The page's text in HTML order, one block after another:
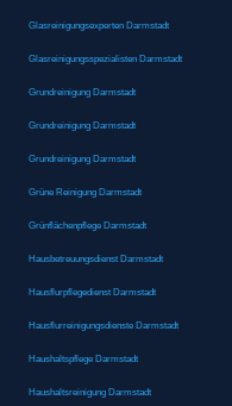
Glasreinigungsexperten Darmstadt
Glasreinigungsspezialisten Darmstadt
Grundreinigung Darmstadt
Grundreinigung Darmstadt
Grundreinigung Darmstadt
Grüne Reinigung Darmstadt
Grünflächenpflege Darmstadt
Hausbetreuungsdienst Darmstadt
Hausflurpflegedienst Darmstadt
Hausflurreinigungsdienste Darmstadt
Haushaltspflege Darmstadt
Haushaltsreinigung Darmstadt